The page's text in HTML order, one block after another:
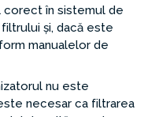
corect în sistemul de
și, dacă este
manualelor de
nu este
necesar ca filtrarea